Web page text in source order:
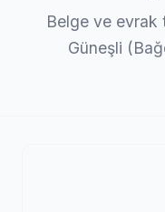
Belge ve evrak
Güneşli